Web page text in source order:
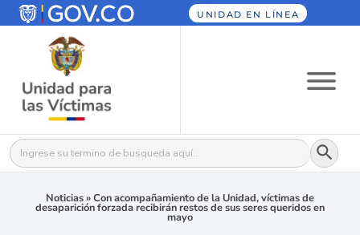
UNIDAD EN LÍNEA
Buscar: Botón
Noticias»Con acompañamiento de la Unidad, víctimas de
desaparición forzada recibirán restos de sus seres queridos en
mayo